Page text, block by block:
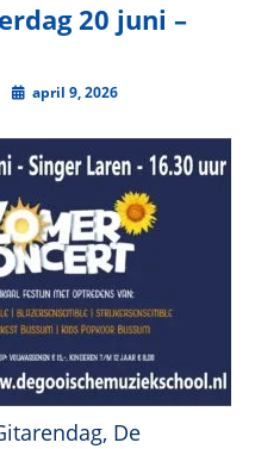
20 juni –
april 9, 2026
De